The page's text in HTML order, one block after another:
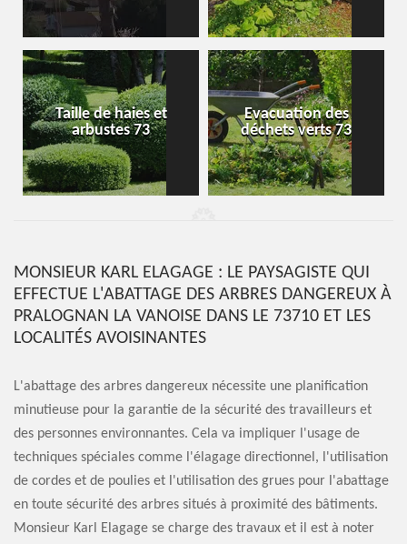
Taille de haies et
arbustes 73
Evacuation des
déchets verts 73
MONSIEUR KARL ELAGAGE : LE PAYSAGISTE QUI
EFFECTUE L'ABATTAGE DES ARBRES DANGEREUX À
PRALOGNAN LA VANOISE DANS LE 73710 ET LES
LOCALITÉS AVOISINANTES
L'abattage des arbres dangereux nécessite une planification
minutieuse pour la garantie de la sécurité des travailleurs et
des personnes environnantes. Cela va impliquer l'usage de
techniques spéciales comme l'élagage directionnel, l'utilisation
de cordes et de poulies et l'utilisation des grues pour l'abattage
en toute sécurité des arbres situés à proximité des bâtiments.
Monsieur Karl Elagage se charge des travaux et il est à noter